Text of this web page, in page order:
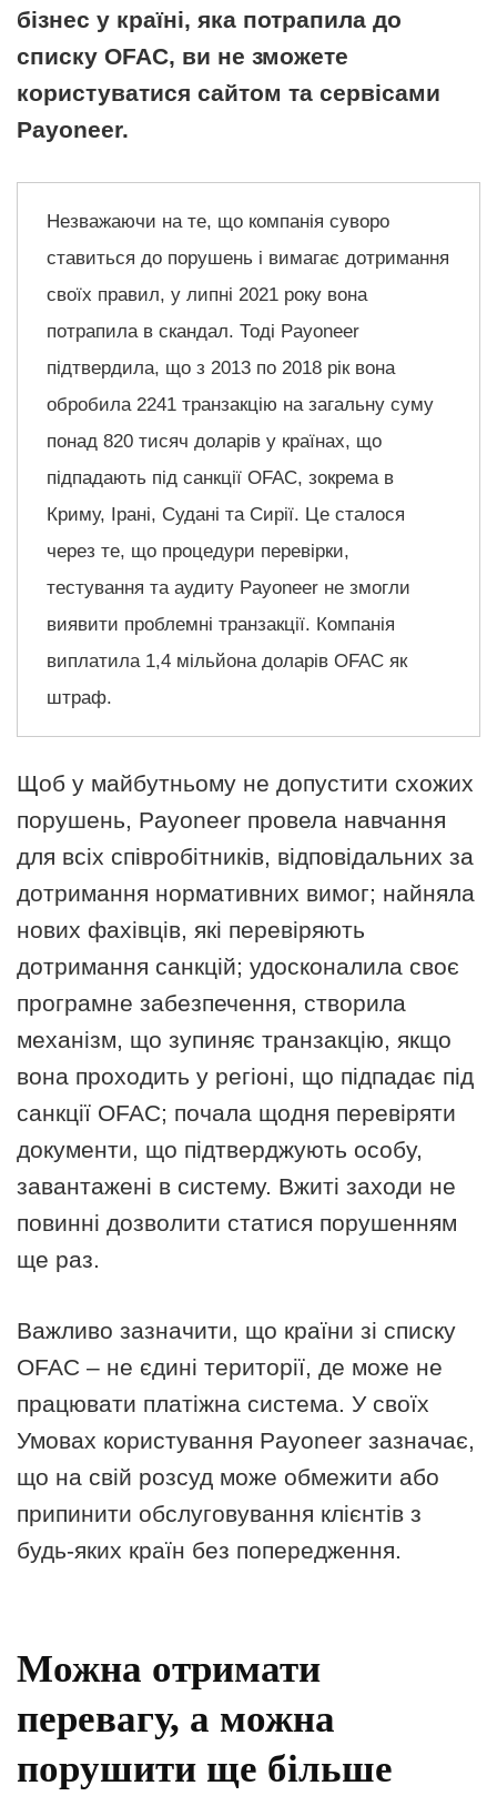
бізнес у країні, яка потрапила до
списку OFAC, ви не зможете
користуватися сайтом та сервісами
Payoneer.
Незважаючи на те, що компанія суворо
ставиться до порушень і вимагає дотримання
своїх правил, у липні 2021 року вона
потрапила в скандал. Тоді Payoneer
підтвердила, що з 2013 по 2018 рік вона
обробила 2241 транзакцію на загальну суму
понад 820 тисяч доларів у країнах, що
підпадають під санкції OFAC, зокрема в
Криму, Ірані, Судані та Сирії. Це сталося
через те, що процедури перевірки,
тестування та аудиту Payoneer не змогли
виявити проблемні транзакції. Компанія
виплатила 1,4 мільйона доларів OFAC як
штраф.
Щоб у майбутньому не допустити схожих
порушень, Payoneer провела навчання
для всіх співробітників, відповідальних за
дотримання нормативних вимог; найняла
нових фахівців, які перевіряють
дотримання санкцій; удосконалила своє
програмне забезпечення, створила
механізм, що зупиняє транзакцію, якщо
вона проходить у регіоні, що підпадає під
санкції OFAC; почала щодня перевіряти
документи, що підтверджують особу,
завантажені в систему. Вжиті заходи не
повинні дозволити статися порушенням
ще раз.
Важливо зазначити, що країни зі списку
OFAC – не єдині території, де може не
працювати платіжна система. У своїх
Умовах користування Payoneer зазначає,
що на свій розсуд може обмежити або
припинити обслуговування клієнтів з
будь-яких країн без попередження.
Можна отримати
перевагу, а можна
порушити ще більше